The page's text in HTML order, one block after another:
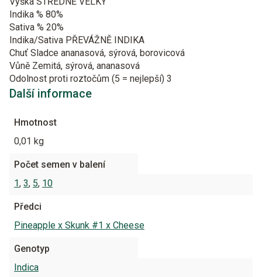
Indika % 80%
Sativa % 20%
Indika/Sativa PŘEVÁŽNĚ INDIKA
Chuť Sladce ananasová, sýrová, borovicová
Vůně Zemitá, sýrová, ananasová
Odolnost proti roztočům (5 = nejlepší) 3
Další informace
Hmotnost
0,01 kg
Počet semen v balení
1, 3, 5, 10
Předci
Pineapple x Skunk #1 x Cheese
Genotyp
Indica